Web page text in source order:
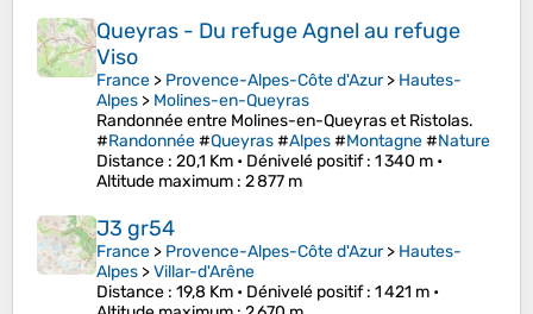
Queyras - Du refuge Agnel au refuge
Viso
France > Provence-Alpes-Côte d'Azur> Hautes-
Alpes > Molines-en-Queyras
Randonnée entre Molines-en-Queyras et Ristolas.
#Randonnée#Queyras#Alpes#Montagne#Nature
Distance : 20,1 Km • Dénivelé positif: 1 340 m •
Altitude maximum : 2 877 m
J3 gr54
France > Provence-Alpes-Côte d'Azur> Hautes-
Alpes >Villar-d'Arêne
Distance : 19,8 Km • Dénivelé positif: 1 421 m •